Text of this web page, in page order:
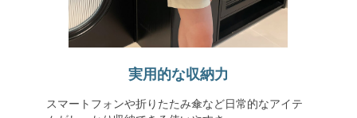
実用的な収納力
スマートフォンや折りたたみ傘など日常的なアイテ